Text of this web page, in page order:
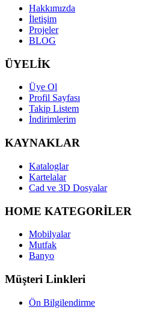
Hakkımızda
İletişim
Projeler
BLOG
ÜYELİK
Üye Ol
Profil Sayfası
Takip Listem
İndirimlerim
KAYNAKLAR
Kataloglar
Kartelalar
Cad ve 3D Dosyalar
HOME KATEGORİLER
Mobilyalar
Mutfak
Banyo
Müşteri Linkleri
Ön Bilgilendirme